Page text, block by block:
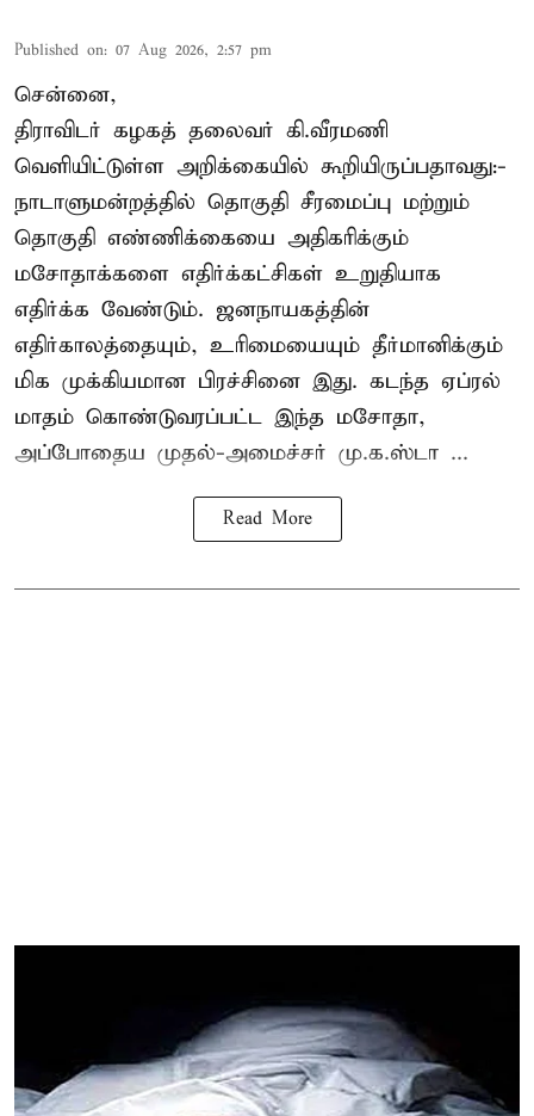
Published on: 07 Aug 2026, 2:57 pm
சென்னை,
திராவிடர் கழகத் தலைவர் கி.வீரமணி
வெளியிட்டுள்ள அறிக்கையில் கூறியிருப்பதாவது:-
நாடாளுமன்றத்தில் தொகுதி சீரமைப்பு மற்றும்
தொகுதி எண்ணிக்கையை அதிகரிக்கும்
மசோதாக்களை எதிர்க்கட்சிகள் உறுதியாக
எதிர்க்க வேண்டும். ஜனநாயகத்தின்
எதிர்காலத்தையும், உரிமையையும் தீர்மானிக்கும்
மிக முக்கியமான பிரச்சினை இது. கடந்த ஏப்ரல்
மாதம் கொண்டுவரப்பட்ட இந்த மசோதா,
அப்போதைய முதல்-அமைச்சர் மு.க.ஸ்டா ...
Read More